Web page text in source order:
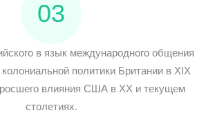
03
в язык международного общения
политики Британии в XIX
влияния США в XX и текущем
столетиях.